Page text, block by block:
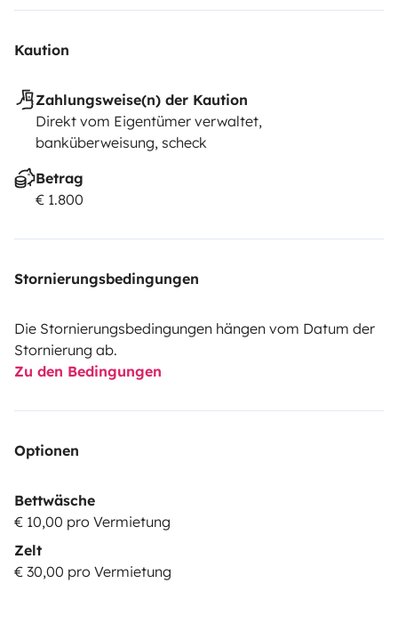
Kaution
Zahlungsweise(n) der Kaution
Direkt vom Eigentümer verwaltet,
banküberweisung, scheck
Betrag
€ 1.800
Stornierungsbedingungen
Die Stornierungsbedingungen hängen vom Datum der
Stornierung ab.
Zu den Bedingungen
Optionen
Bettwäsche
€ 10,00 pro Vermietung
Zelt
€ 30,00 pro Vermietung